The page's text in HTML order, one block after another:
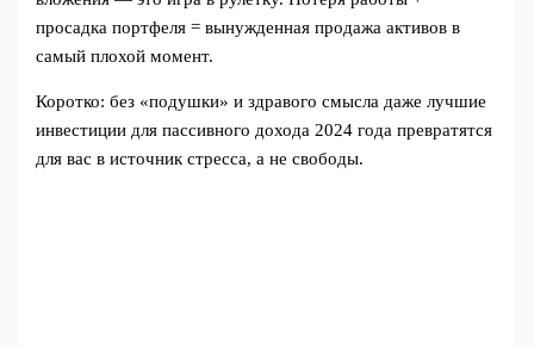
просадка портфеля = вынужденная продажа активов в
самый плохой момент.
Коротко: без «подушки» и здравого смысла даже лучшие
инвестиции для пассивного дохода 2024 года превратятся
для вас в источник стресса, а не свободы.